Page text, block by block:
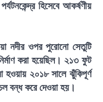
হিসেবে আকর্ষণীয়
নদীর ওপর পুরোনো সেতুটি
করা হয়েছিল। ২১৩ ফুট
হওয়ায় ২০১৮ সালে ঝুঁকিপূর্ণ
বন্ধ করে দেওয়া হয়।